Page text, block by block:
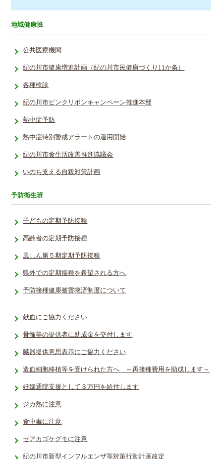
地域健康班
公共医療機関
紀の川市健康増進計画（紀の川市民健康づくり11か条）
各種検診
紀の川市ピンクリボンキャンペーン推進本部
熱中症予防
熱中症特別­警戒アラー­トの運用開­始­
紀の川市食生活改善推進協議会
いのち支える自殺対策計画
予防衛生班
子どもの定期予防接種
高齢者の定期予防接種
風しん第５期定期予防接種
県外での定期接種を希望される方へ
予防接種健­康被害救済­制度につい­て
献血にご協力ください
骨髄等の提供者に助成金を交付します
臓器提供意思表示にご協力ください
造血細胞移植等を受けられた方へ ～再接種費用を助成します～
妊婦通院支援として３万円を給付します
ジカ熱に注意
食中毒に注意
セアカゴケグモに注意
紀の川市新型インフルエンザ等対策行動計画改定